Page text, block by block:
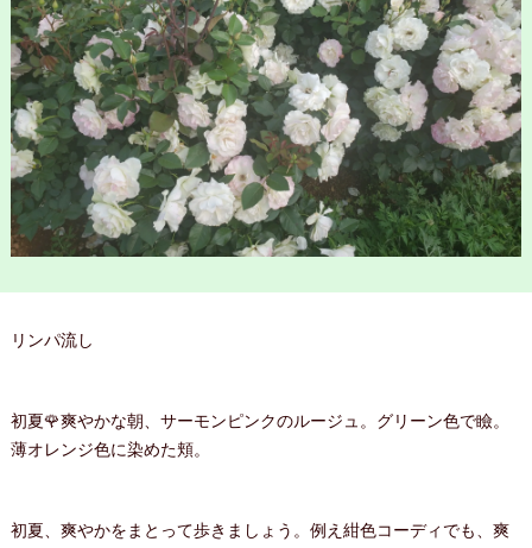
リンパ流し
初夏🌹爽やかな朝、サーモンピンクのルージュ。グリーン色で瞼。
薄オレンジ色に染めた頬。
初夏、爽やかをまとって歩きましょう。例え紺色コーディでも、爽